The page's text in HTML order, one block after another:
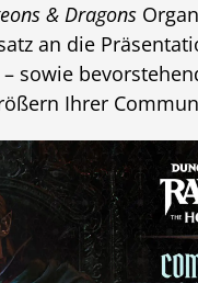
& Dragons
an die
sowie
Ihrer